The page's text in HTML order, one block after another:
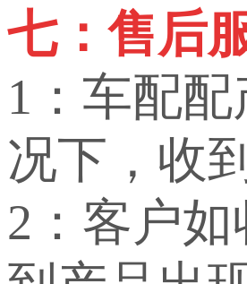
七：售后
1：车配
况下，收
2：客户